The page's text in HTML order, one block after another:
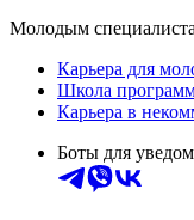
Молодым
Карьера для
Школа
Карьера в
Боты для